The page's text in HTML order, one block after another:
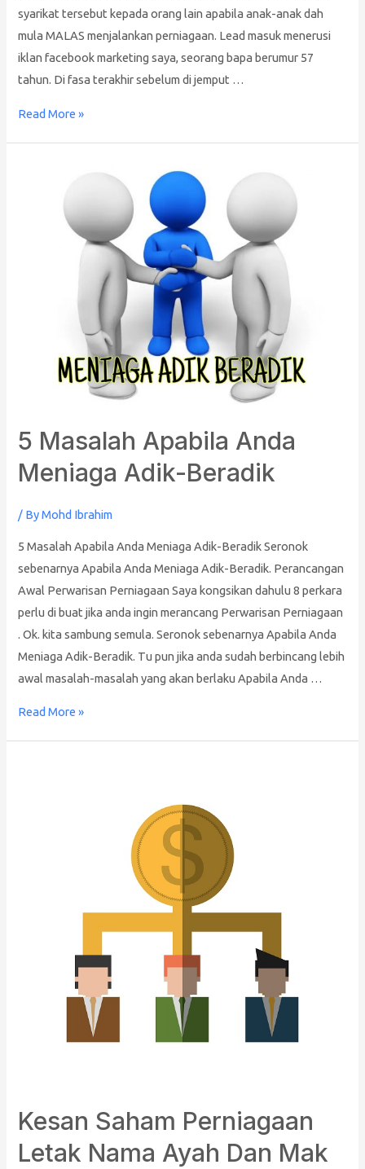
syarikat tersebut kepada orang lain apabila anak-anak dah
mula MALAS menjalankan perniagaan. Lead masuk menerusi
iklan facebook marketing saya, seorang bapa berumur 57
tahun. Di fasa terakhir sebelum di jemput …
Read More »
5 Masalah Apabila Anda
Meniaga Adik-Beradik
/ ByMohd Ibrahim
5 Masalah Apabila Anda Meniaga Adik-Beradik Seronok
sebenarnya Apabila Anda Meniaga Adik-Beradik. Perancangan
Awal Perwarisan Perniagaan Saya kongsikan dahulu 8 perkara
perlu di buat jika anda ingin merancang Perwarisan Perniagaan
. Ok. kita sambung semula. Seronok sebenarnya Apabila Anda
Meniaga Adik-Beradik. Tu pun jika anda sudah berbincang lebih
awal masalah-masalah yang akan berlaku Apabila Anda …
Read More »
Kesan Saham Perniagaan
Letak Nama Ayah Dan Mak